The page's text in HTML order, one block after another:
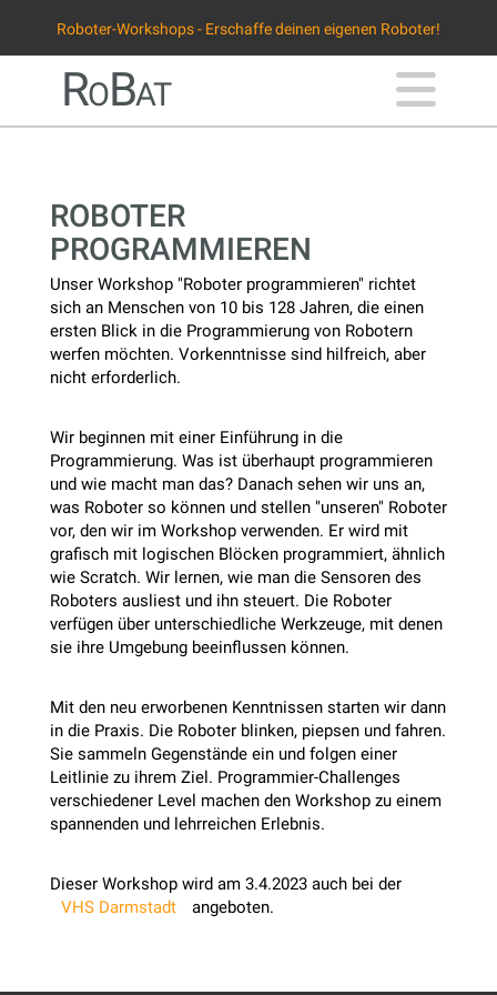
Roboter-Workshops - Erschaffe deinen eigenen Roboter!
RoBat
ROBOTER
PROGRAMMIEREN
Unser Workshop "Roboter programmieren" richtet
sich an Menschen von 10 bis 128 Jahren, die einen
ersten Blick in die Programmierung von Robotern
werfen möchten. Vorkenntnisse sind hilfreich, aber
nicht erforderlich.
Wir beginnen mit einer Einführung in die
Programmierung. Was ist überhaupt programmieren
und wie macht man das? Danach sehen wir uns an,
was Roboter so können und stellen "unseren" Roboter
vor, den wir im Workshop verwenden. Er wird mit
grafisch mit logischen Blöcken programmiert, ähnlich
wie Scratch. Wir lernen, wie man die Sensoren des
Roboters ausliest und ihn steuert. Die Roboter
verfügen über unterschiedliche Werkzeuge, mit denen
sie ihre Umgebung beeinflussen können.
Mit den neu erworbenen Kenntnissen starten wir dann
in die Praxis. Die Roboter blinken, piepsen und fahren.
Sie sammeln Gegenstände ein und folgen einer
Leitlinie zu ihrem Ziel. Programmier-Challenges
verschiedener Level machen den Workshop zu einem
spannenden und lehrreichen Erlebnis.
Dieser Workshop wird am 3.4.2023 auch bei der
VHS Darmstadt
angeboten.